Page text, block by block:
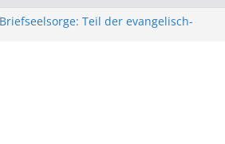
Teil der evangelisch-
Unterstützt Fachkräfte, die Young